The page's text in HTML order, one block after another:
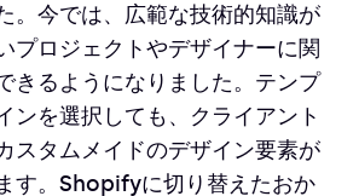
。今では、広範な技術的知識が
プロジェクトやデザイナーに関
きるようになりました。テンプ
ンを選択しても、クライアント
スタムメイドのデザイン要素が
す。Shopifyに切り替えたおか